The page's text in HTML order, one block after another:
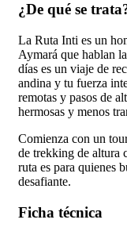
¿De qué se
La Ruta Inti es un
Aymará que hablan
días es un viaje de
andina y tu fuerza
remotas y pasos de
hermosas y menos
Comienza con un
de trekking de altura
ruta es para quienes
desafiante.
Ficha técnica